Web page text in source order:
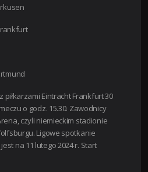
piłkarzami Eintracht Frankfurt 30
o godz. 15.30. Zawodnicy
czyli niemieckim stadionie
Ligowe spotkanie
na 11 lutego 2024 r. Start